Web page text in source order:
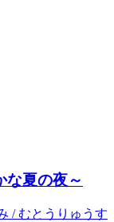
な夏の夜～
/ むとうりゅうす